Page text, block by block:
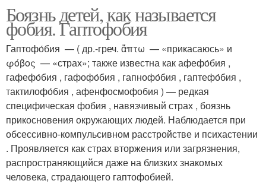
Боязнь детей, как называется
фобия. Гаптофобия
Гаптофо́бия — ( др.-греч. ἅπτω — «прикасаюсь» и
φόβος — «страх»; также известна как афефо́бия ,
гафефо́бия , гафофо́бия , гапнофо́бия , гаптефо́бия ,
тактилофо́бия , афенфосмофобия ) — редкая
специфическая фобия , навязчивый страх , боязнь
прикосновения окружающих людей. Наблюдается при
обсессивно-компульсивном расстройстве и психастении
. Проявляется как страх вторжения или загрязнения,
распространяющийся даже на близких знакомых
человека, страдающего гаптофобией.